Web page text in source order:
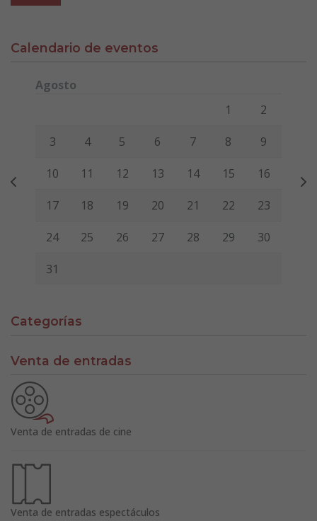
Calendario de eventos
Agosto
Viernes Sábado
1 2
3 4 5 6 7 8 9
10 11 12 13 14 15 16
17 18 19 20 21 22 23
24 25 26 27 28 29 30
31
Categorías
Venta de entradas
Venta de entradas de cine
Venta de entradas espectáculos